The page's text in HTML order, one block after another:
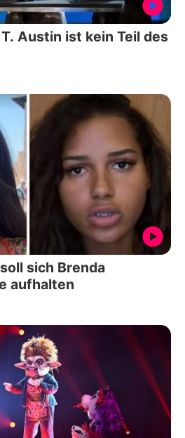
Austin ist kein Teil des
sich Brenda
aufhalten